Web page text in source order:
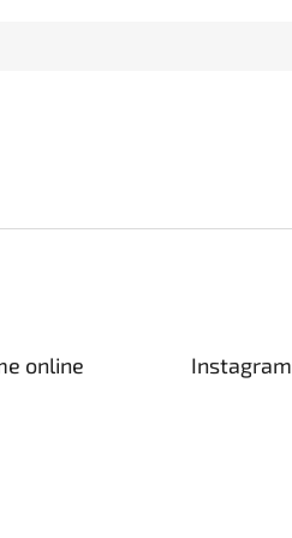
online
Instagram